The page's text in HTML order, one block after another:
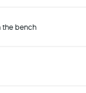
the bench